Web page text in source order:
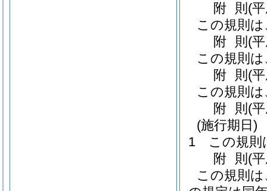
附 則 (
この規則
附 則 (
この規則
附 則 (
この規則
附 則 (
(施行期日)
1
この規則
附 則 (
この規則